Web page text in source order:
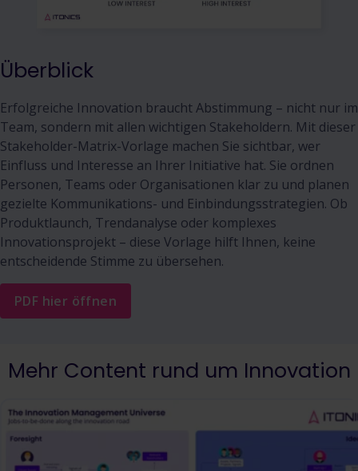
Überblick
Erfolgreiche Innovation braucht Abstimmung – nicht nur im
Team, sondern mit allen wichtigen Stakeholdern. Mit dieser
Stakeholder-Matrix-Vorlage machen Sie sichtbar, wer
Einfluss und Interesse an Ihrer Initiative hat. Sie ordnen
Personen, Teams oder Organisationen klar zu und planen
gezielte Kommunikations- und Einbindungsstrategien. Ob
Produktlaunch, Trendanalyse oder komplexes
Innovationsprojekt – diese Vorlage hilft Ihnen, keine
entscheidende Stimme zu übersehen.
PDF hier öffnen
Mehr Content rund um Innovation